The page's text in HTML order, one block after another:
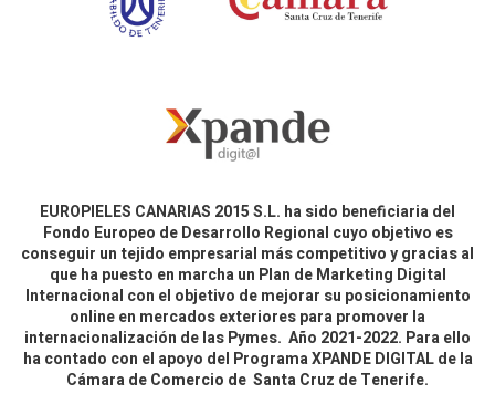
EUROPIELES CANARIAS 2015 S.L. ha sido beneficiaria del
Fondo Europeo de Desarrollo Regional cuyo objetivo es
conseguir un tejido empresarial más competitivo y gracias al
que ha puesto en marcha un Plan de Marketing Digital
Internacional con el objetivo de mejorar su posicionamiento
online en mercados exteriores para promover la
internacionalización de las Pymes. Año 2021-2022. Para ello
ha contado con el apoyo del Programa XPANDE DIGITAL de la
Cámara de Comercio de Santa Cruz de Tenerife.